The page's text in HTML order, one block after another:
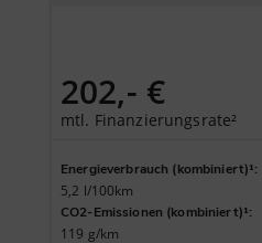
202,- €
mtl. Finanzierungsrate²
Energieverbrauch (kombiniert)¹:
5,2 l/100km
CO2-Emissionen (kombiniert)¹:
119 g/km